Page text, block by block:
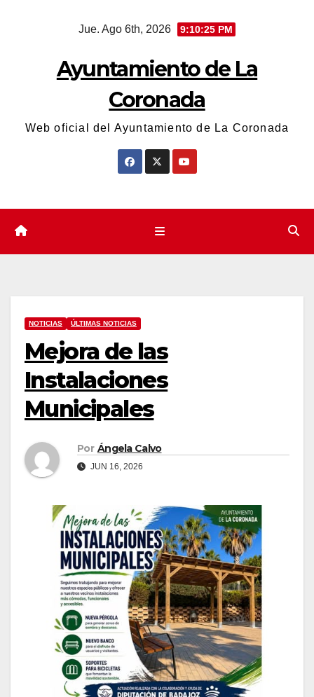
Jue. Ago 6th, 2026 9:10:25 PM
Ayuntamiento de La
Coronada
Web oficial del Ayuntamiento de La Coronada
NOTICIAS ÚLTIMAS NOTICIAS
Mejora de las
Instalaciones
Municipales
Por Ángela Calvo
JUN 16, 2026